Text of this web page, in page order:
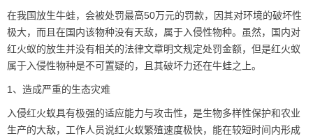
在我国放生牛蛙，会被处罚最高50万元的罚款，因其对环境的破坏性
极大，而且在国内该物种没有天敌，属于入侵性物种。虽然，国内对
红火蚁的放生并没有相关的法律文章明文规定处罚金额，但是红火蚁
属于入侵性物种是不可置疑的，且其破坏力还在牛蛙之上。
1、造成严重的生态灾难
入侵红火蚁具有极强的适应能力与攻击性，是生物多样性保护和农业
生产的大敌，工作人员说红火蚁繁殖速度极快，能在较短时间内形成